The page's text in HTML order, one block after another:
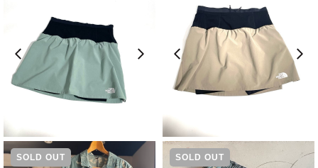
価
格
の
価
価
の
価
SOLD OUT SOLD OUT